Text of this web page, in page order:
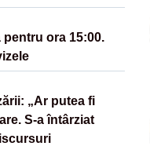
ora 15:00.
„Ar putea fi
S-a întârziat